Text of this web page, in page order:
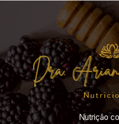
Nutrição